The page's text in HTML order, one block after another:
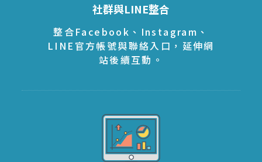
社群與LINE整合
整合Facebook、Instagram、
LINE官方帳號與聯絡入口，延伸網
站後續互動。